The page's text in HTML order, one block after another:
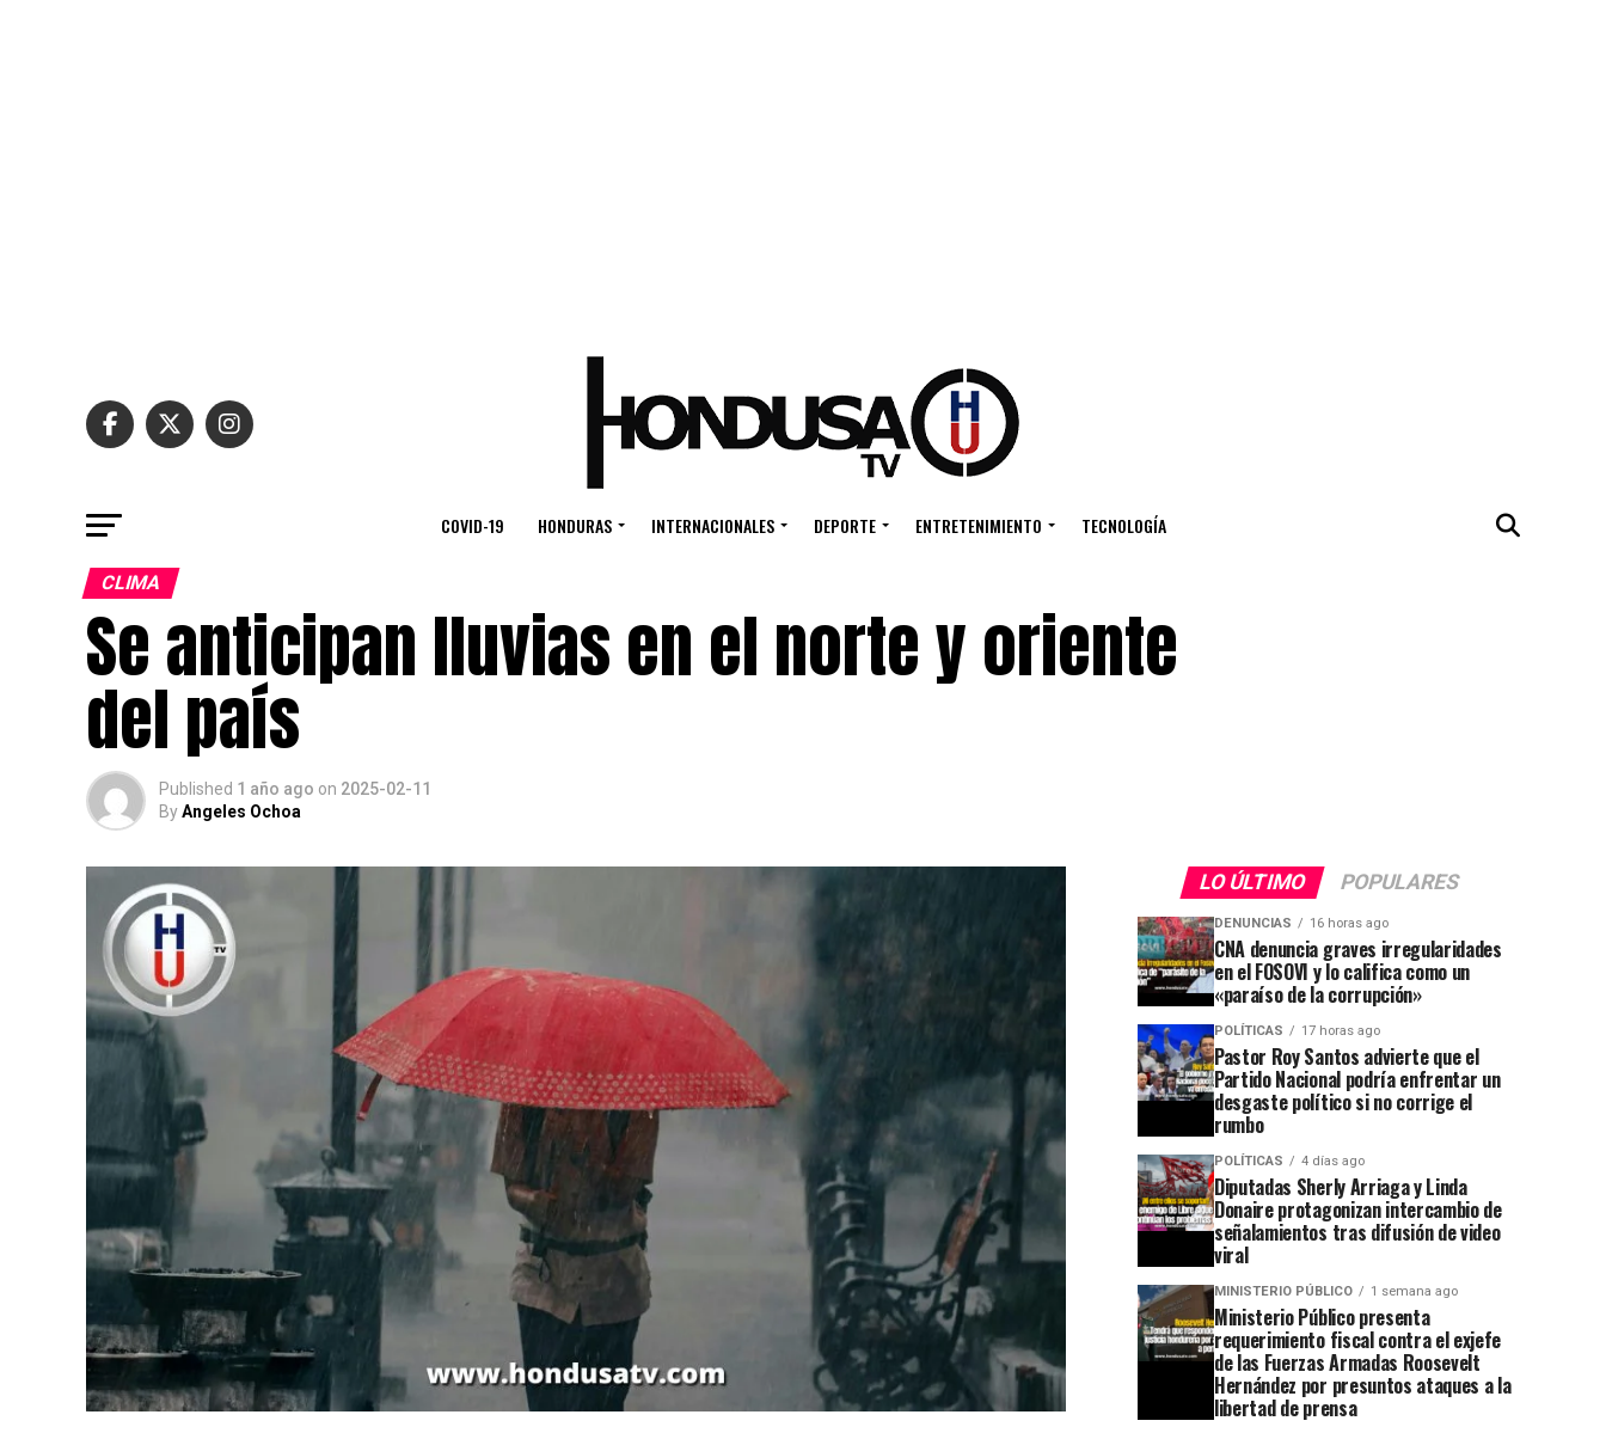
COVID-19 HONDURAS INTERNACIONALES DEPORTE ENTRETENIMIENTO TECNOLOGÍA
CLIMA
Se anticipan lluvias en el norte y oriente
del país
Published 1 año ago on 2025-02-11
ByAngeles Ochoa
LO ÚLTIMO POPULARES
DENUNCIAS 16 horas ago
CNA denuncia graves irregularidades
en el FOSOVI y lo califica como un
«paraíso de la corrupción»
POLÍTICAS 17 horas ago
Pastor Roy Santos advierte que el
Partido Nacional podría enfrentar un
desgaste político si no corrige el
rumbo
POLÍTICAS 4 días ago
Diputadas Sherly Arriaga y Linda
Donaire protagonizan intercambio de
señalamientos tras difusión de video
viral
MINISTERIO PÚBLICO 1 semana ago
Ministerio Público presenta
requerimiento fiscal contra el exjefe
de las Fuerzas Armadas Roosevelt
Hernández por presuntos ataques a la
libertad de prensa